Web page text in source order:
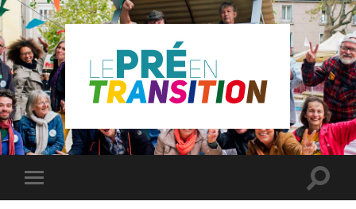
Le
Pré
Saint
Toggle
mobile
Toggle